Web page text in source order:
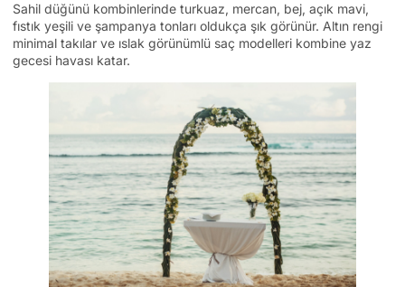
Sahil düğünü kombinlerinde turkuaz, mercan, bej, açık mavi,
fıstık yeşili ve şampanya tonları oldukça şık görünür. Altın rengi
minimal takılar ve ıslak görünümlü saç modelleri kombine yaz
gecesi havası katar.